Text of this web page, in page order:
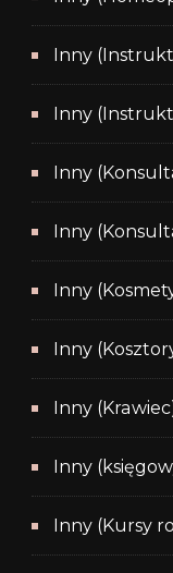
Inny
Inny
Inny
Inny
Inny
Inny
Inny
Inny
Inny (Kursy